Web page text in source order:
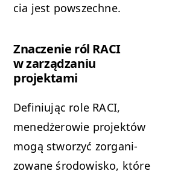
cia jest powszechne.
Znacze­nie ról RACI
w zarządza­niu
projektami
Defini­u­jąc role RACI,
menedżerowie pro­jek­tów
mogą stworzyć zor­ga­ni­
zowane środowisko, które